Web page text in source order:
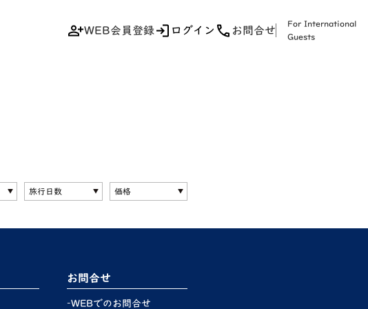
WEB会員登録 ログイン お問合せ
For International
Guests
お問合せ
WEBでのお問合せ